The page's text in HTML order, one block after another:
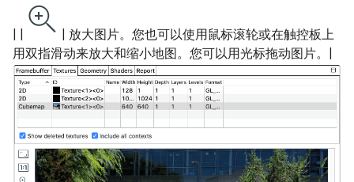
| 放大图片。您也可以使用鼠标滚轮或在触控板上
用双指滑动来放大和缩小地图。您可以用光标拖动图片。|